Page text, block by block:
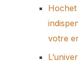
votre